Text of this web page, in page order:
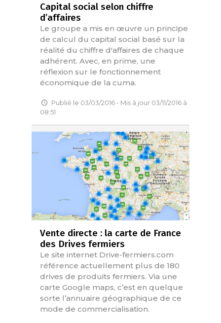
Capital social selon chiffre
d’affaires
Le groupe a mis en œuvre un principe
de calcul du capital social basé sur la
réalité du chiffre d'affaires de chaque
adhérent. Avec, en prime, une
réflexion sur le fonctionnement
économique de la cuma.
Publié le 03/03/2016 - Mis à jour 03/11/2016 à
08:51
Vente directe : la carte de France
des Drives fermiers
Le site internet Drive-fermiers.com
référence actuellement plus de 180
drives de produits fermiers. Via une
carte Google maps, c’est en quelque
sorte l’annuaire géographique de ce
mode de commercialisation.